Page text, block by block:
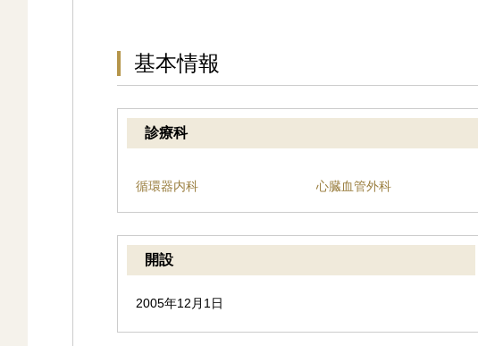
基本情報
診療科
循環器内科 心臓血管外科
開設
2005年12月1日